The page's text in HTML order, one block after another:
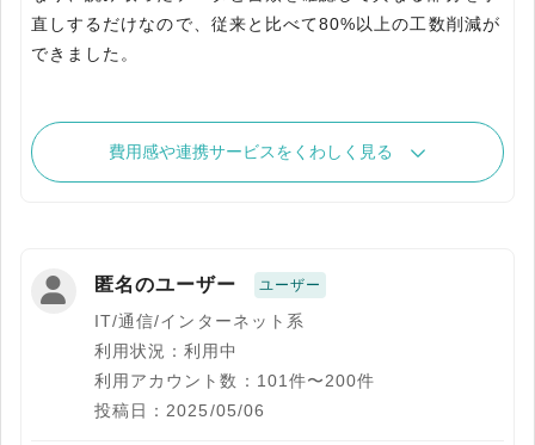
直しするだけなので、従来と比べて80%以上の工数削減が
できました。
費用感や連携サービスをくわしく見る
匿名のユーザー ユーザー
IT/通信/インターネット系
利用状況：利用中
利用アカウント数：101件〜200件
投稿日：2025/05/06